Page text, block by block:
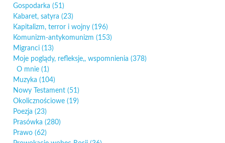
Gospodarka (51)
Kabaret, satyra (23)
Kapitalizm, terror i wojny (196)
Komunizm-antykomunizm (153)
Migranci (13)
Moje poglądy, refleksje,, wspomnienia (378)
O mnie (1)
Muzyka (104)
Nowy Testament (51)
Okolicznościowe (19)
Poezja (23)
Prasówka (280)
Prawo (62)